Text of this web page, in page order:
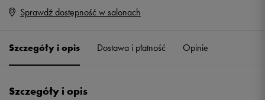
Rozmiary EU
Sprawdź dostępność w salonach
Szczegóły i opis Dostawa i płatność Opinie
Szczegóły i opis